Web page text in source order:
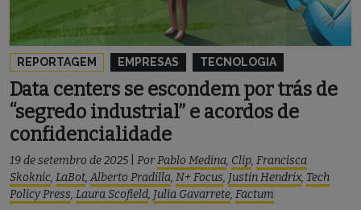
REPORTAGEM EMPRESAS TECNOLOGIA
Data centers se escondem por trás de
“segredo industrial” e acordos de
confidencialidade
19 de setembro de 2025 PorPablo Medina, Clip, Francisca
Skoknic, LaBot,Alberto Pradilla, N+ Focus, Justin Hendrix, Tech
Policy Press, Laura Scofield, Julia Gavarrete, Factum